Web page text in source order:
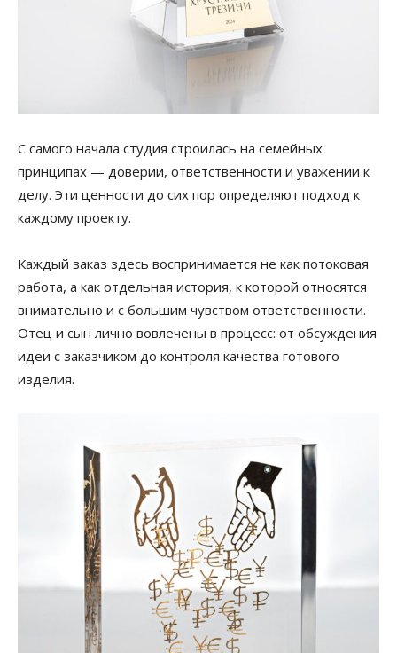
С самого начала студия строилась на семейных
принципах — доверии, ответственности и уважении к
делу. Эти ценности до сих пор определяют подход к
каждому проекту.
Каждый заказ здесь воспринимается не как потоковая
работа, а как отдельная история, к которой относятся
внимательно и с большим чувством ответственности.
Отец и сын лично вовлечены в процесс: от обсуждения
идеи с заказчиком до контроля качества готового
изделия.